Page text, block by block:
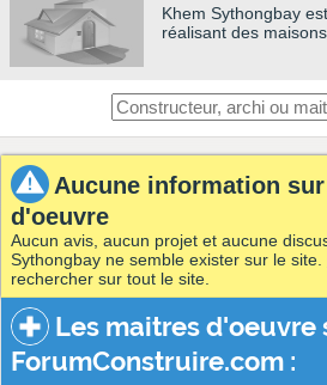
Khem Sythongbay
réalisant des
Aucune information
d'oeuvre
Aucun avis, aucun projet et aucune
Sythongbay ne semble exister sur le site.
rechercher sur tout le site.
Les maitres d'oeuvre
ForumConstruire.com :